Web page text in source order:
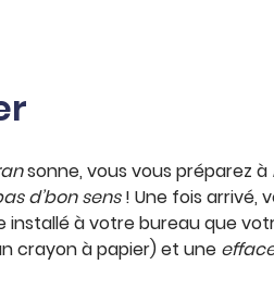
sonne, vous vous préparez à
d’bon sens! Une fois arrivé,
installé à votre bureau que
crayon à papier) et une